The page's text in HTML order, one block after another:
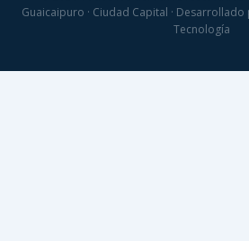
Guaicaipuro · Ciudad Capital ·
Tecnología